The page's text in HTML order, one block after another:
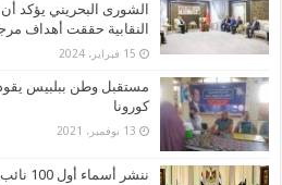
الشورى البحريني يؤكد
النقابية حققت أهداف
15 فبراير، 2024
مستقبل وطن ببلبيس
كورونا
13 نوفمبر، 2021
ننشر